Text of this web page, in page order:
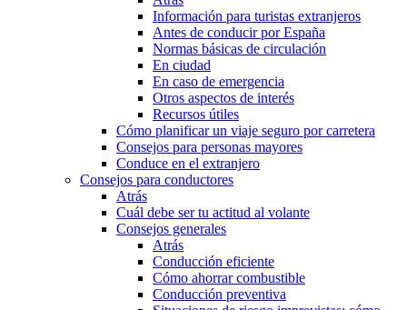
Información para turistas extranjeros
Antes de conducir por España
Normas básicas de circulación
En ciudad
En caso de emergencia
Otros aspectos de interés
Recursos útiles
Cómo planificar un viaje seguro por carretera
Consejos para personas mayores
Conduce en el extranjero
Consejos para conductores
Atrás
Cuál debe ser tu actitud al volante
Consejos generales
Atrás
Conducción eficiente
Cómo ahorrar combustible
Conducción preventiva